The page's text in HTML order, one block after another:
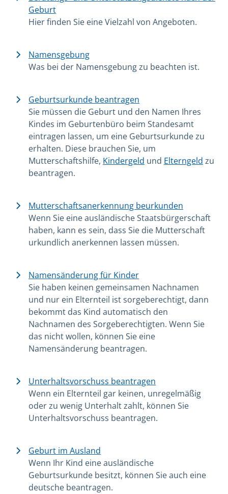
Geburt
Hier finden Sie eine Vielzahl von Angeboten.
Namensgebung
Was bei der Namensgebung zu beachten ist.
Geburtsurkunde beantragen
Sie müssen die Geburt und den Namen Ihres
Kindes im Geburtenbüro beim Standesamt
eintragen lassen, um eine Geburtsurkunde zu
erhalten. Diese brauchen Sie, um
Mutterschaftshilfe, Kindergeld und Elterngeld zu
beantragen.
Mutterschaftsanerkennung beurkunden
Wenn Sie eine ausländische Staatsbürgerschaft
haben, kann es sein, dass Sie die Mutterschaft
urkundlich anerkennen lassen müssen.
Namensänderung für Kinder
Sie haben keinen gemeinsamen Nachnamen
und nur ein Elternteil ist sorgeberechtigt, dann
bekommt das Kind automatisch den
Nachnamen des Sorgeberechtigten. Wenn Sie
das nicht wollen, können Sie eine
Namensänderung beantragen.
Unterhaltsvorschuss beantragen
Wenn ein Elternteil gar keinen, unregelmäßig
oder zu wenig Unterhalt zahlt, können Sie
Unterhaltsvorschuss beantragen.
Geburt im Ausland
Wenn Ihr Kind eine ausländische
Geburtsurkunde besitzt, können Sie auch eine
deutsche beantragen.